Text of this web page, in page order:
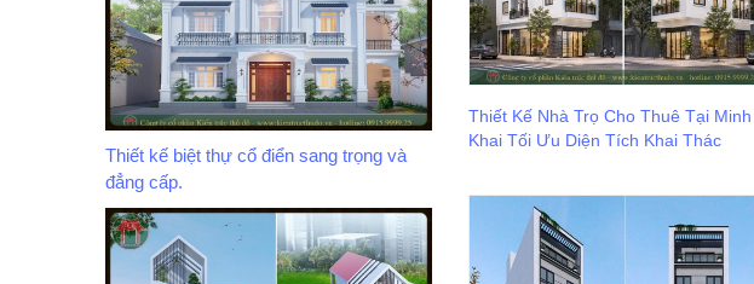
Thiết kế biệt thự cổ điển sang trọng và
đẳng cấp.
Thiết Kế Nhà Trọ Cho Thuê Tại Minh
Khai Tối Ưu Diện Tích Khai Thác